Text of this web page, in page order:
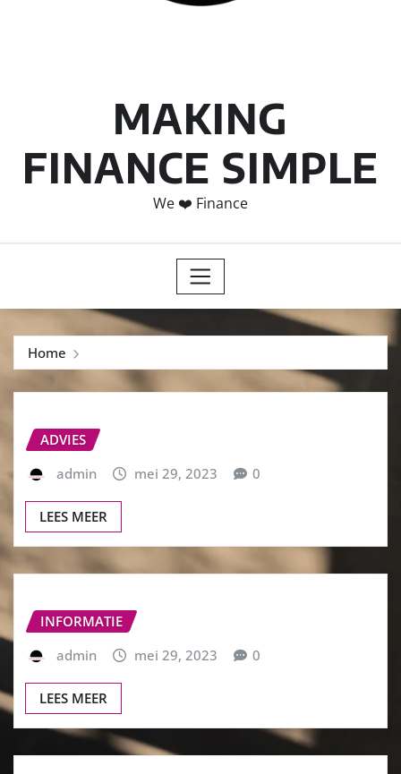
MAKING
FINANCE SIMPLE
We ❤️ Finance
Home
ADVIES
admin
mei 29, 2023 0
LEES MEER
INFORMATIE
admin
mei 29, 2023 0
LEES MEER